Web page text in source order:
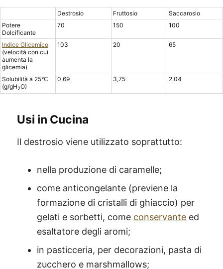
Destrosio Fruttosio
Saccarosio
Potere
Dolcificante
70 150 100
Indice Glicemico
(velocità con cui
aumenta la
glicemia)
103 20 65
Solubilità a 25°C
(g/gH2O)
0,69 3,75 2,04
Usi in Cucina
Il destrosio viene utilizzato soprattutto:
nella produzione di caramelle;
come anticongelante (previene la
formazione di cristalli di ghiaccio) per
gelati e sorbetti, come conservante ed
esaltatore degli aromi;
in pasticceria, per decorazioni, pasta di
zucchero e marshmallows;